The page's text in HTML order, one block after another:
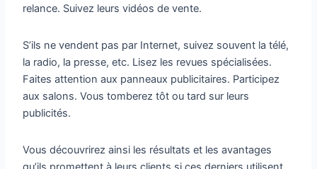
relance. Suivez leurs vidéos de vente.
S’ils ne vendent pas par Internet, suivez souvent la télé,
la radio, la presse, etc. Lisez les revues spécialisées.
Faites attention aux panneaux publicitaires. Participez
aux salons. Vous tomberez tôt ou tard sur leurs
publicités.
Vous découvrirez ainsi les résultats et les avantages